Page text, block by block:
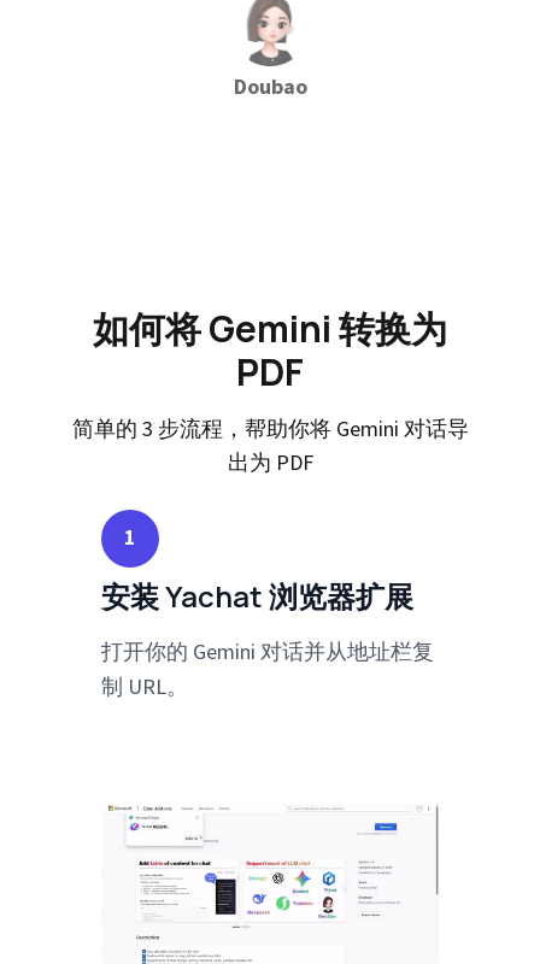
Doubao
如何将 Gemini 转换为
PDF
简单的 3 步流程，帮助你将 Gemini 对话导
出为 PDF
1
安装 Yachat 浏览器扩展
打开你的 Gemini 对话并从地址栏复
制 URL。